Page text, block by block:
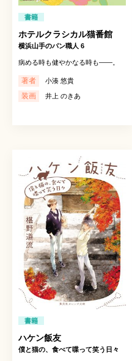
書籍
ホテルクラシカル猫番館
横浜山手のパン職人 6
病める時も健やかなる時も——。
著者 小湊 悠貴
装画 井上 のきあ
書籍
ハケン飯友
僕と猫の、食べて喋って笑う日々